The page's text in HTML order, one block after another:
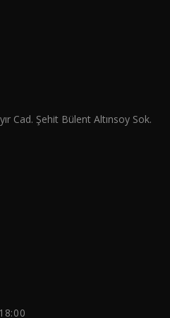
Cad. Şehit Bülent Altınsoy Sok.